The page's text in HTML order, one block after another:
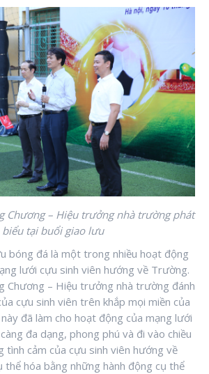
Chương – Hiệu trưởng nhà trường phát
biểu tại buổi giao lưu
bóng đá là một trong nhiều hoạt động
lưới cựu sinh viên hướng về Trường.
Chương – Hiệu trưởng nhà trường đánh
cựu sinh viên trên khắp mọi miền của
đã làm cho hoạt động của mạng lưới
đa dạng, phong phú và đi vào chiều
tình cảm của cựu sinh viên hướng về
hóa bằng những hành động cụ thể